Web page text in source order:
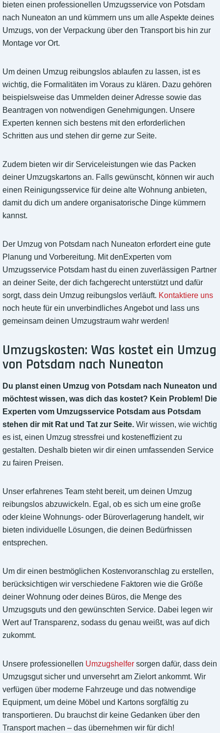
bieten einen professionellen Umzugsservice von Potsdam
nach Nuneaton an und kümmern uns um alle Aspekte deines
Umzugs, von der Verpackung über den Transport bis hin zur
Montage vor Ort.
Um deinen Umzug reibungslos ablaufen zu lassen, ist es
wichtig, die Formalitäten im Voraus zu klären. Dazu gehören
beispielsweise das Ummelden deiner Adresse sowie das
Beantragen von notwendigen Genehmigungen. Unsere
Experten kennen sich bestens mit den erforderlichen
Schritten aus und stehen dir gerne zur Seite.
Zudem bieten wir dir Serviceleistungen wie das Packen
deiner Umzugskartons an. Falls gewünscht, können wir auch
einen Reinigungsservice für deine alte Wohnung anbieten,
damit du dich um andere organisatorische Dinge kümmern
kannst.
Der Umzug von Potsdam nach Nuneaton erfordert eine gute
Planung und Vorbereitung. Mit denExperten vom
Umzugsservice Potsdam hast du einen zuverlässigen Partner
an deiner Seite, der dich fachgerecht unterstützt und dafür
sorgt, dass dein Umzug reibungslos verläuft. Kontaktiere uns
noch heute für ein unverbindliches Angebot und lass uns
gemeinsam deinen Umzugstraum wahr werden!
Umzugskosten: Was kostet ein Umzug
von Potsdam nach Nuneaton
Du planst einen Umzug von Potsdam nach Nuneaton und
möchtest wissen, was dich das kostet? Kein Problem! Die
Experten vom Umzugsservice Potsdam aus Potsdam
stehen dir mit Rat und Tat zur Seite. Wir wissen, wie wichtig
es ist, einen Umzug stressfrei und kosteneffizient zu
gestalten. Deshalb bieten wir dir einen umfassenden Service
zu fairen Preisen.
Unser erfahrenes Team steht bereit, um deinen Umzug
reibungslos abzuwickeln. Egal, ob es sich um eine große
oder kleine Wohnungs- oder Büroverlagerung handelt, wir
bieten individuelle Lösungen, die deinen Bedürfnissen
entsprechen.
Um dir einen bestmöglichen Kostenvoranschlag zu erstellen,
berücksichtigen wir verschiedene Faktoren wie die Größe
deiner Wohnung oder deines Büros, die Menge des
Umzugsguts und den gewünschten Service. Dabei legen wir
Wert auf Transparenz, sodass du genau weißt, was auf dich
zukommt.
Unsere professionellen Umzugshelfer sorgen dafür, dass dein
Umzugsgut sicher und unversehrt am Zielort ankommt. Wir
verfügen über moderne Fahrzeuge und das notwendige
Equipment, um deine Möbel und Kartons sorgfältig zu
transportieren. Du brauchst dir keine Gedanken über den
Transport machen – das übernehmen wir für dich!